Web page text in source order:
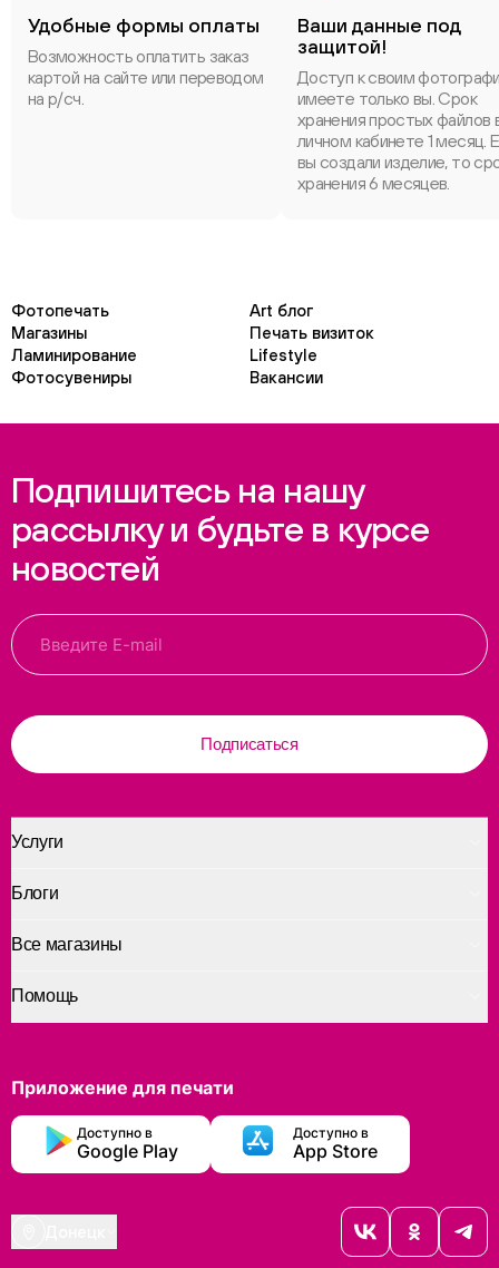
Удобные формы оплаты
Возможность оплатить заказ
картой на сайте или переводом
на р/сч.
Ваши данные под
защитой!
Доступ к своим
имеете только вы. Срок
хранения простых файлов
личном кабинете 1 месяц.
вы создали изделие, то
хранения 6 месяцев.
Фотопечать
Art блог
Магазины
Печать визиток
Ламинирование
Lifestyle
Фотосувениры
Вакансии
Подпишитесь на нашу
рассылку и будьте в курсе
новостей
Подписаться
Услуги
Помощь
Блоги
Все магазины
Приложение для печати
Доступно в
Google Play
Доступно в
App Store